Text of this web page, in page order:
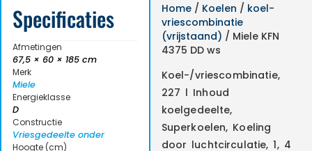
Specificaties
Afmetingen
67,5 × 60 × 185 cm
Merk
Miele
Energieklasse
D
Constructie
Vriesgedeelte onder
Hoogte (cm)
Home/ Koelen / koel-
vriescombinatie
(vrijstaand) / Miele KFN
4375 DD ws
Koel-/vriescombinatie,
227 l Inhoud
koelgedeelte,
Superkoelen, Koeling
door luchtcirculatie, 1, 4